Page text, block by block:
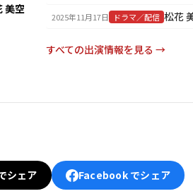
美空
2025年11月17日 ドラマ／配信 松花
すべての出演情報を見る →
シェア Facebook でシェア